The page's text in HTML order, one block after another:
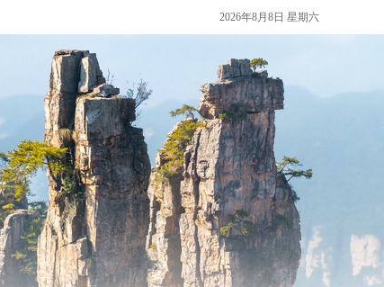
2026年8月8日 星期六